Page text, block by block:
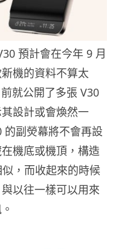
預計會在今年 9 月
機的資料不算太
就公開了多張 V30
設計或會煥然一
副熒幕將不會再設
機底或機頂，構造
，而收起來的時候
以往一樣可以用來